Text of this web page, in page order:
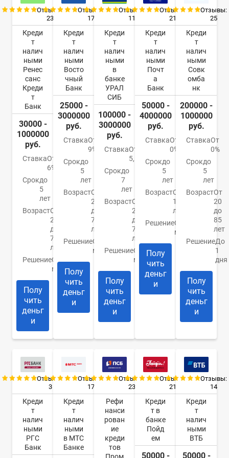
Отзывы:
23
Креди
т
налич
ными
Ренес
санс
Креди
т
Банк
30000 -
1000000
руб.
СтавкаОт
6%
Срокдо
5
лет
ВозрастОт
20
до
70
лет
РешениеОт 1
минуты
Полу
чить
деньг
и
Отзывы:
17
Креди
т
налич
ными
Восто
чный
Банк
25000 -
3000000
руб.
СтавкаОт
9%
Срокдо
5
лет
ВозрастОт
21
до
76
лет
РешениеОт 30
минут
Полу
чить
деньг
и
Отзывы:
11
Креди
т
налич
ными
в
банке
УРАЛ
СИБ
100000 -
3000000
руб.
СтавкаОт
5,5%
Срокдо
7
лет
ВозрастОт
23
до
70
лет
РешениеОт 10
минут
Полу
чить
деньг
и
Отзывы:
21
Креди
т
налич
ными
Почт
а
Банк
50000 -
4000000
руб.
СтавкаОт
0%
Срокдо
5
лет
ВозрастОт
18
лет
РешениеОт 1
минуты
Полу
чить
деньг
и
Отзывы:
25
Креди
т
налич
ными
Совк
омба
нк
200000 -
1000000
руб.
СтавкаОт
0%
Срокдо
5
лет
ВозрастОт
20
до
85
лет
РешениеДо
1
дня
Полу
чить
деньг
и
Отзывы:
3
Креди
т
налич
ными
РГС
Банк
Отзывы:
17
Креди
т
налич
ными
в МТС
Банке
Отзывы:
23
Рефи
нанси
рован
ие
креди
тов
Отзывы:
21
Креди
т в
банке
Пойд
ем
50000 -
Отзывы:
14
Креди
т
налич
ными
ВТБ
50000 -